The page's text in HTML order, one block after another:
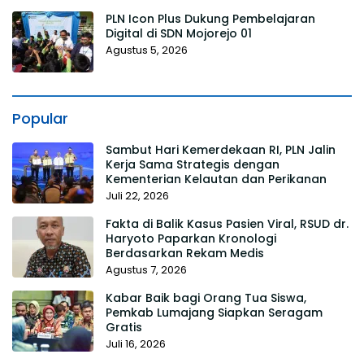
PLN Icon Plus Dukung Pembelajaran
Digital di SDN Mojorejo 01
Agustus 5, 2026
Popular
Sambut Hari Kemerdekaan RI, PLN Jalin
Kerja Sama Strategis dengan
Kementerian Kelautan dan Perikanan
Juli 22, 2026
Fakta di Balik Kasus Pasien Viral, RSUD dr.
Haryoto Paparkan Kronologi
Berdasarkan Rekam Medis
Agustus 7, 2026
Kabar Baik bagi Orang Tua Siswa,
Pemkab Lumajang Siapkan Seragam
Gratis
Juli 16, 2026